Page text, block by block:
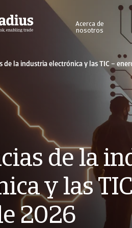
Acerca de
nosotros
de la industria electrónica y las TIC –
de la
y las
2026